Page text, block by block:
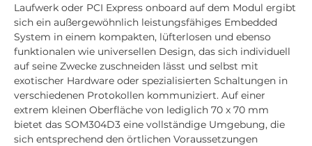
Laufwerk oder PCI Express onboard auf dem Modul ergibt
sich ein außergewöhnlich leistungsfähiges Embedded
System in einem kompakten, lüfterlosen und ebenso
funktionalen wie universellen Design, das sich individuell
auf seine Zwecke zuschneiden lässt und selbst mit
exotischer Hardware oder spezialisierten Schaltungen in
verschiedenen Protokollen kommuniziert. Auf einer
extrem kleinen Oberfläche von lediglich 70 x 70 mm
bietet das SOM304D3 eine vollständige Umgebung, die
sich entsprechend den örtlichen Voraussetzungen